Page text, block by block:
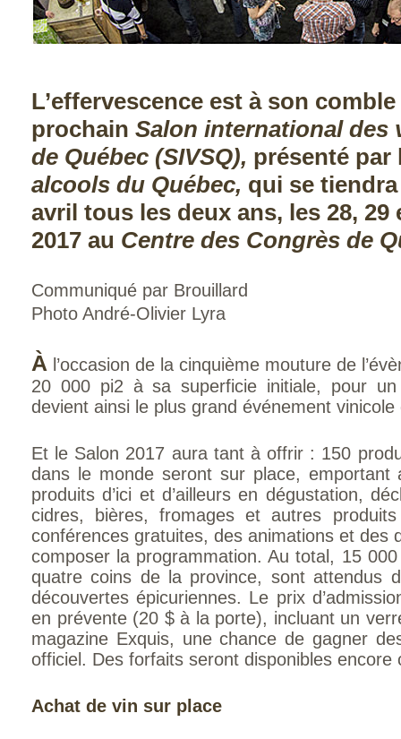
L’effervescence est à son
prochain Salon international des
de Québec (SIVSQ), présenté par
alcools du Québec, qui se
avril tous les deux ans, les 28, 29
2017 au Centre des Congrès de
Communiqué par Brouillard
Photo André-Olivier Lyra
À l’occasion de la cinquième mouture de
20 000 pi2 à sa superficie initiale, pour
devient ainsi le plus grand événement
Et le Salon 2017 aura tant à offrir : 150
dans le monde seront sur place,
produits d’ici et d’ailleurs en dégustation,
cidres, bières, fromages et autres
conférences gratuites, des animations et des
composer la programmation. Au total, 15
quatre coins de la province, sont attendus
découvertes épicuriennes. Le prix
en prévente (20 $ à la porte), incluant un
magazine Exquis, une chance de gagner
officiel. Des forfaits seront disponibles encore
Achat de vin sur place